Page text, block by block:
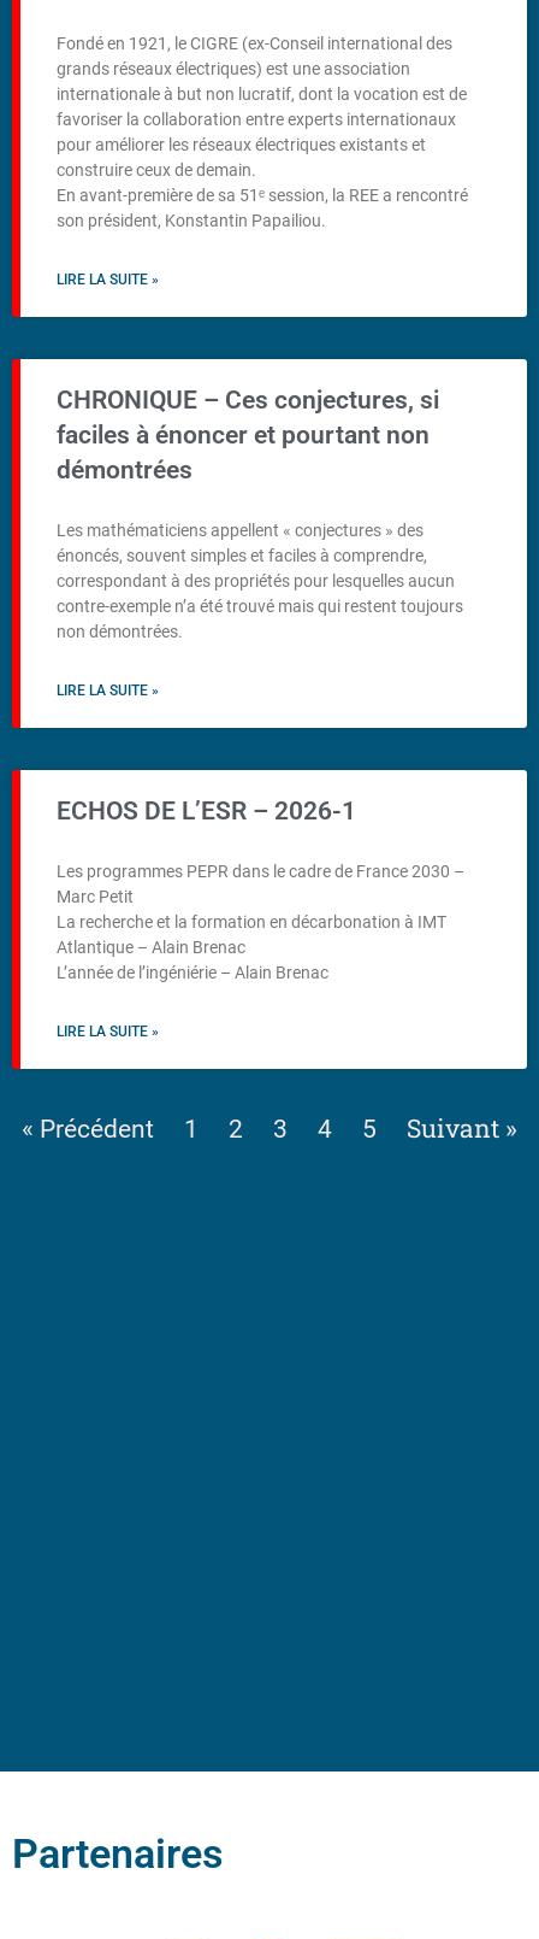
Fondé en 1921, le CIGRE (ex-Conseil international des
grands réseaux électriques) est une association
internationale à but non lucratif, dont la vocation est de
favoriser la collaboration entre experts internationaux
pour améliorer les réseaux électriques existants et
construire ceux de demain.
En avant-première de sa 51ᵉ session, la REE a rencontré
son président, Konstantin Papailiou.
LIRE LA SUITE »
CHRONIQUE – Ces conjectures, si
faciles à énoncer et pourtant non
démontrées
Les mathématiciens appellent « conjectures » des
énoncés, souvent simples et faciles à comprendre,
correspondant à des propriétés pour lesquelles aucun
contre-exemple n’a été trouvé mais qui restent toujours
non démontrées.
LIRE LA SUITE »
ECHOS DE L’ESR – 2026-1
Les programmes PEPR dans le cadre de France 2030 –
Marc Petit
La recherche et la formation en décarbonation à IMT
Atlantique – Alain Brenac
L’année de l’ingéniérie – Alain Brenac
LIRE LA SUITE »
« Précédent 1 2 3 4 5 Suivant »
Partenaires